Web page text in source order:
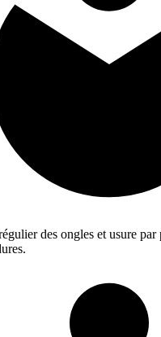
des ongles et usure par